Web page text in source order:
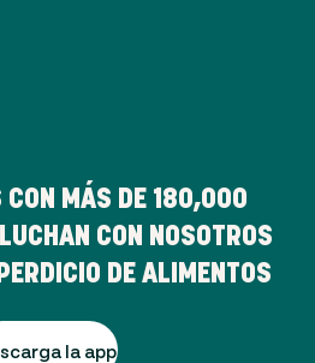
MÁS DE 180,000
CON NOSOTROS
DE ALIMENTOS
la app